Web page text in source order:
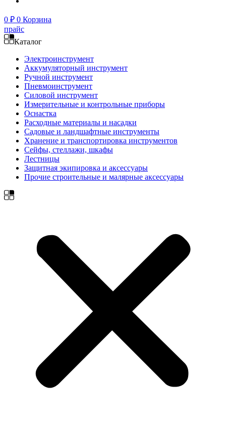
0 ₽ 0 Корзина
прайс
Каталог
Электроинструмент
Аккумуляторный инструмент
Ручной инструмент
Пневмоинструмент
Силовой инструмент
Измерительные и контрольные приборы
Оснастка
Расходные материалы и насадки
Садовые и ландшафтные инструменты
Хранение и транспортировка инструментов
Сейфы, стеллажи, шкафы
Лестницы
Защитная экипировка и аксессуары
Прочие строительные и малярные аксессуары